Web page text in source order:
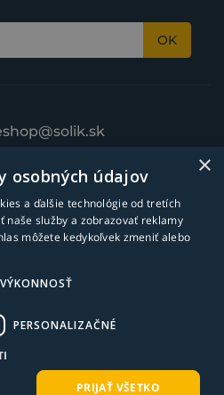
OK
s.r.o. - zváracia technika l Všetky práva
vyhradené
©
bart.sk
×
osobných údajov
a ďalšie technológie od tretích
naše služby a zobrazovať reklamy
môžete kedykoľvek zmeniť alebo
VÝKONNOSŤ
PERSONALIZAČNÉ
PRIJAŤ VŠETKO